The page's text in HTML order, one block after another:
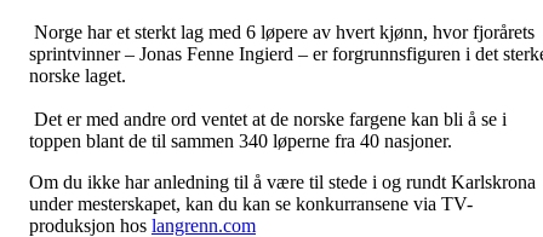
Norge har et sterkt lag med 6 løpere av hvert kjønn, hvor fjorårets
sprintvinner – Jonas Fenne Ingierd – er forgrunnsfiguren i det
norske laget.
Det er med andre ord ventet at de norske fargene kan bli å se i
toppen blant de til sammen 340 løperne fra 40 nasjoner.
Om du ikke har anledning til å være til stede i og rundt Karlskrona
under mesterskapet, kan du kan se konkurransene via TV-
produksjon hos langrenn.com